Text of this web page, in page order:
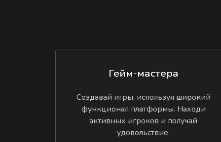
Гейм-мастера
Создавай игры, используя широкий
функционал платформы. Находи
активных игроков и получай
удовольствие.